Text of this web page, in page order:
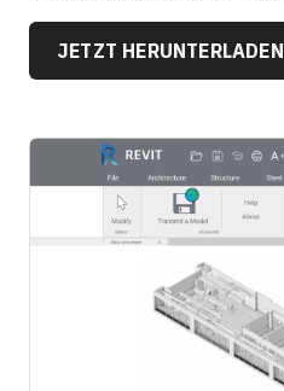
JETZT HERUNTERLADEN